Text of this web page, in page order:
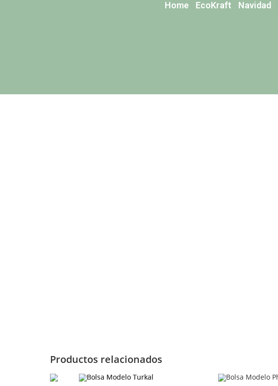
Home EcoKraft Navidad
Productos relacionados